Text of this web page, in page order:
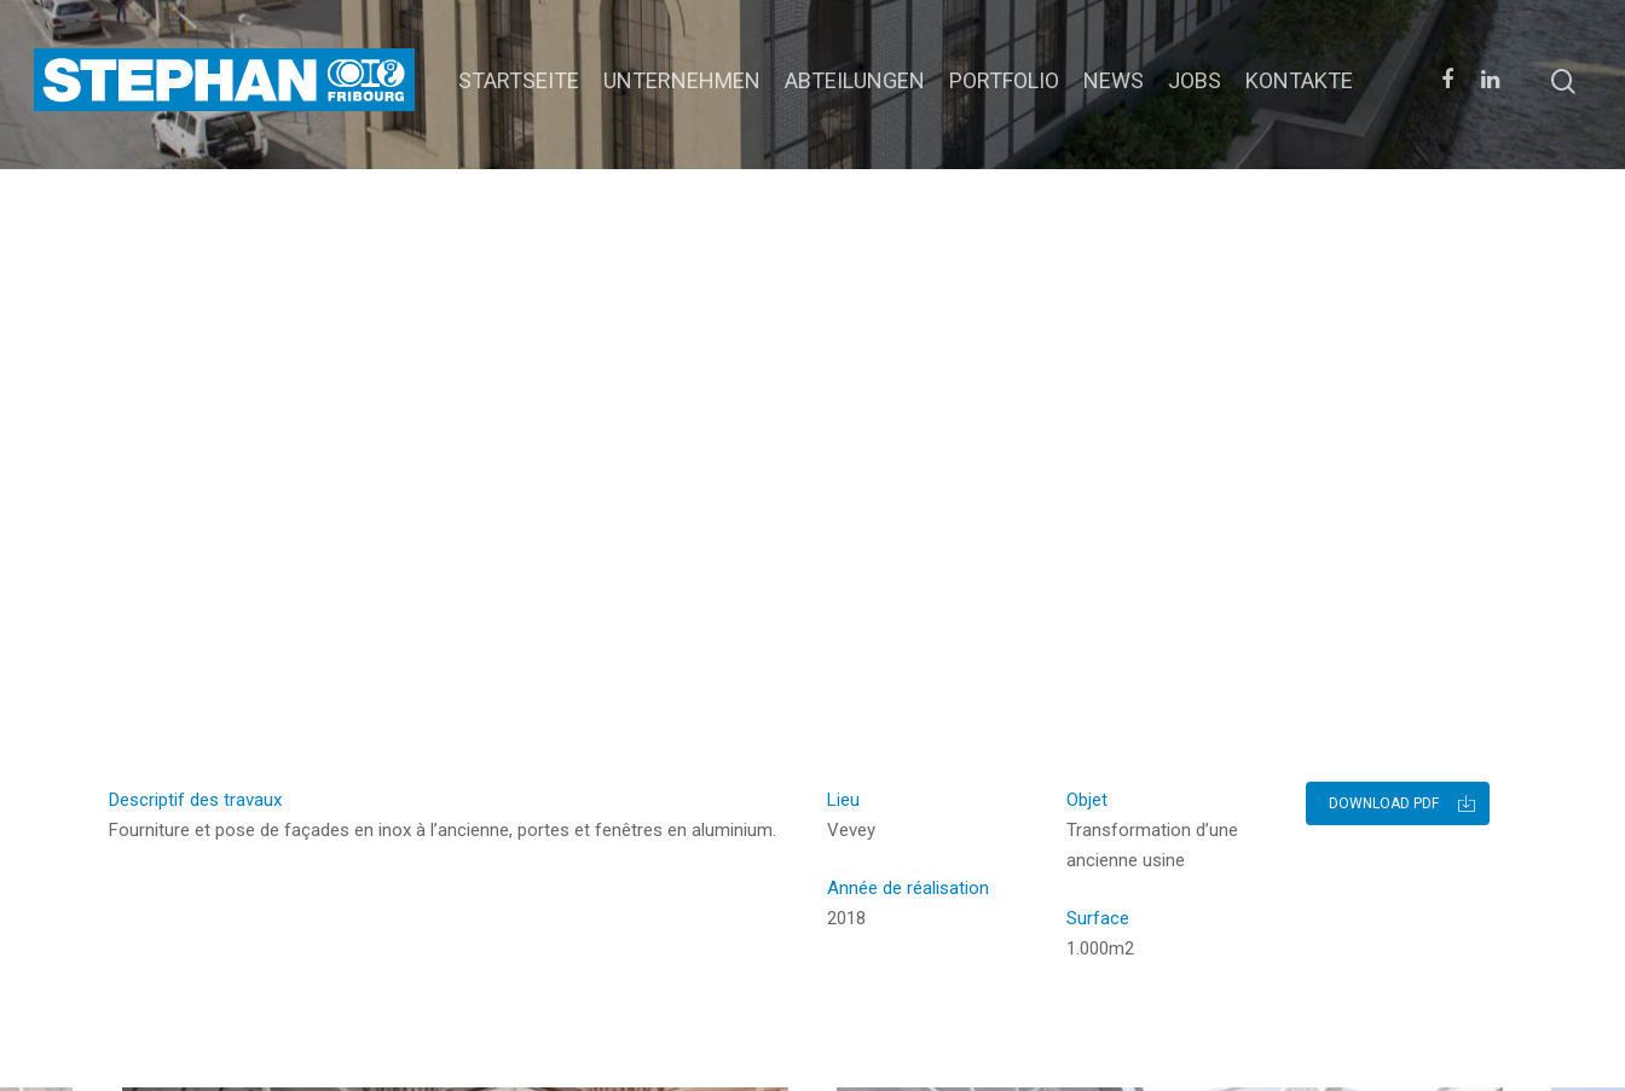
STARTSEITE UNTERNEHMEN ABTEILUNGEN PORTFOLIO NEWS JOBS KONTAKTE
Descriptif des travaux
Fourniture et pose de façades en inox à l’ancienne, portes et fenêtres en aluminium.
Lieu
Vevey
Année de réalisation
2018
Objet
Transformation d’une
ancienne usine
Surface
1.000m2
DOWNLOAD PDF